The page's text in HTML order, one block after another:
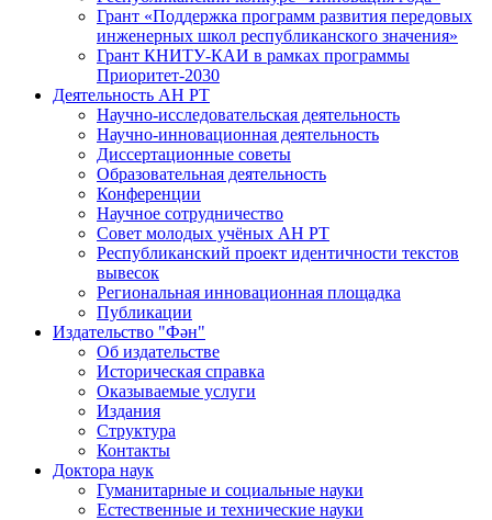
Грант «Поддержка программ развития передовых
инженерных школ республиканского значения»
Грант КНИТУ-КАИ в рамках программы
Приоритет-2030
Деятельность АН РТ
Научно-исследовательская деятельность
Научно-инновационная деятельность
Диссертационные советы
Образовательная деятельность
Конференции
Научное сотрудничество
Совет молодых учёных АН РТ
Республиканский проект идентичности текстов
вывесок
Региональная инновационная площадка
Публикации
Издательство "Фән"
Об издательстве
Историческая справка
Оказываемые услуги
Издания
Структура
Контакты
Доктора наук
Гуманитарные и социальные науки
Естественные и технические науки